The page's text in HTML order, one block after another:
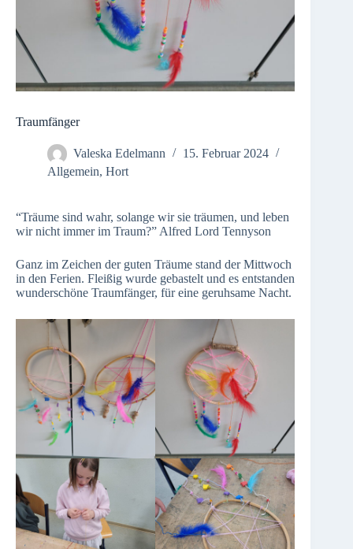
Traumfänger
Valeska Edelmann
15. Februar 2024
Allgemein, Hort
“Träume sind wahr, solange wir sie träumen, und leben
wir nicht immer im Traum?” Alfred Lord Tennyson
Ganz im Zeichen der guten Träume stand der Mittwoch
in den Ferien. Fleißig wurde gebastelt und es entstanden
wunderschöne Traumfänger, für eine geruhsame Nacht.